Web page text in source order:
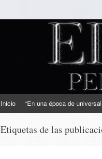
EL SINDICAL
Periodismo Inteligente
Inicio “En una época de
Etiquetas de las